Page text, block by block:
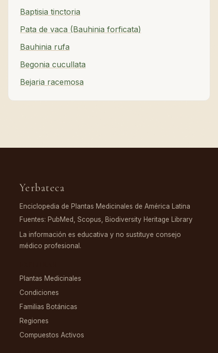
Baptisia tinctoria
Pata de vaca (Bauhinia forficata)
Bauhinia rufa
Begonia cucullata
Bejaria racemosa
Yerbateca
Enciclopedia de Plantas Medicinales de América Latina
Fuentes: PubMed, Scopus, Biodiversity Heritage Library
La información es educativa y no sustituye consejo
médico profesional.
Plantas Medicinales
Condiciones
Familias Botánicas
Regiones
Compuestos Activos